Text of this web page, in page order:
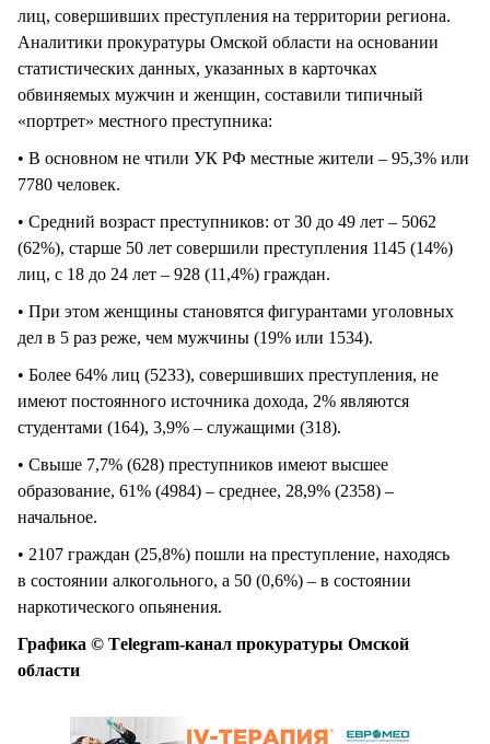
лиц, совершивших преступления на территории региона.
Аналитики прокуратуры Омской области на основании
статистических данных, указанных в карточках
обвиняемых мужчин и женщин, составили типичный
«портрет» местного преступника:
• В основном не чтили УК РФ местные жители – 95,3% или
7780 человек.
• Средний возраст преступников: от 30 до 49 лет – 5062
(62%), старше 50 лет совершили преступления 1145 (14%)
лиц, с 18 до 24 лет – 928 (11,4%) граждан.
• При этом женщины становятся фигурантами уголовных
дел в 5 раз реже, чем мужчины (19% или 1534).
• Более 64% лиц (5233), совершивших преступления, не
имеют постоянного источника дохода, 2% являются
студентами (164), 3,9% – служащими (318).
• Свыше 7,7% (628) преступников имеют высшее
образование, 61% (4984) – среднее, 28,9% (2358) –
начальное.
• 2107 граждан (25,8%) пошли на преступление, находясь
в состоянии алкогольного, а 50 (0,6%) – в состоянии
наркотического опьянения.
Графика © Тelegram-канал прокуратуры Омской
области